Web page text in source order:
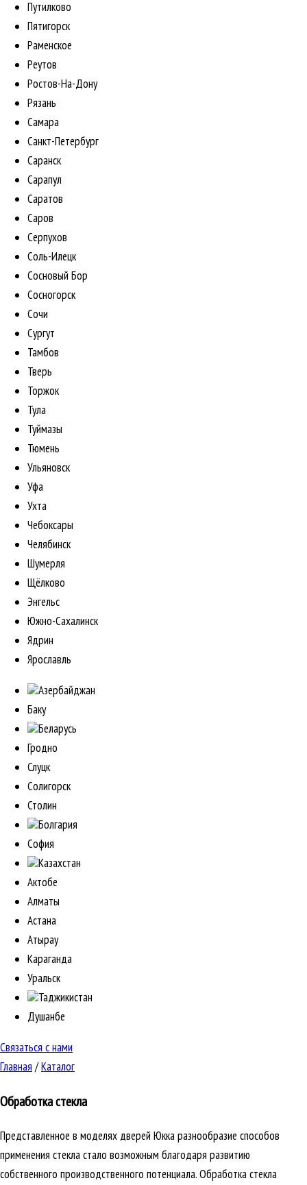
Путилково
Пятигорск
Раменское
Реутов
Ростов-На-Дону
Рязань
Самара
Санкт-Петербург
Саранск
Сарапул
Саратов
Саров
Серпухов
Соль-Илецк
Сосновый Бор
Сосногорск
Сочи
Сургут
Тамбов
Тверь
Торжок
Тула
Туймазы
Тюмень
Ульяновск
Уфа
Ухта
Чебоксары
Челябинск
Шумерля
Щёлково
Энгельс
Южно-Сахалинск
Ядрин
Ярославль
Азербайджан
Баку
Беларусь
Гродно
Слуцк
Солигорск
Столин
Болгария
София
Казахстан
Актобе
Алматы
Астана
Атырау
Караганда
Уральск
Таджикистан
Душанбе
Связаться с нами
Главная /Каталог
Обработка стекла
Представленное в моделях дверей Юкка разнообразие способов
применения стекла стало возможным благодаря развитию
собственного производственного потенциала. Обработка стекла